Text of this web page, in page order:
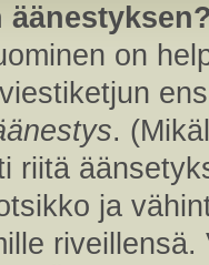
on
.
riitä
ja